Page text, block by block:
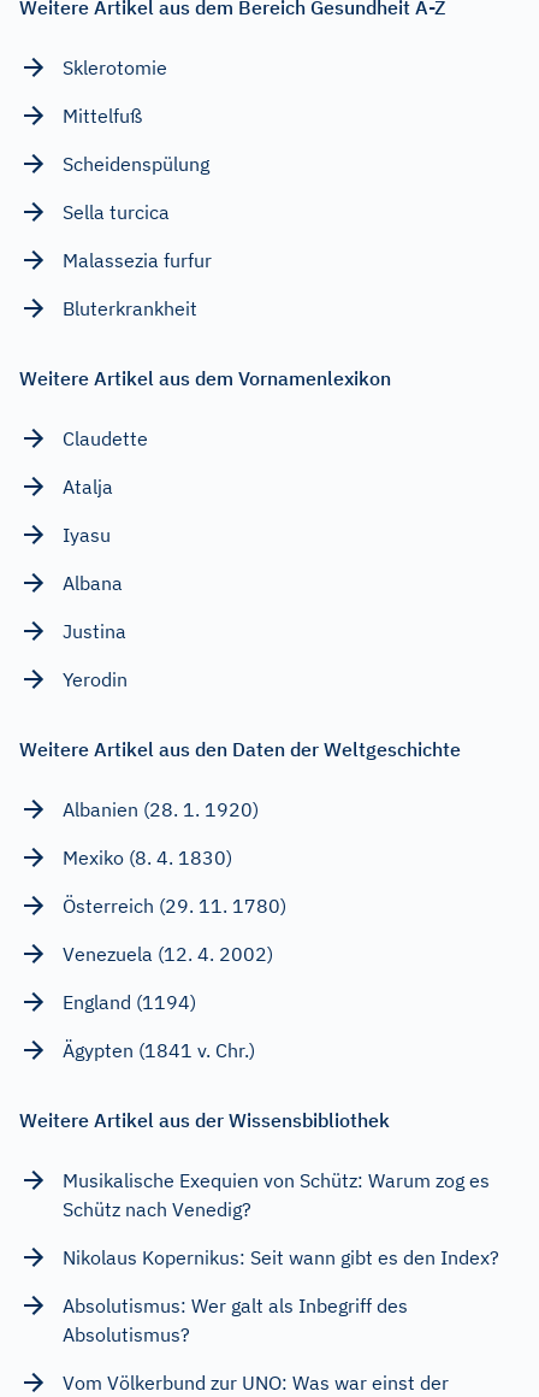
Weitere Artikel aus dem Bereich Gesundheit A-Z
Sklerotomie
Mittelfuß
Scheidenspülung
Sella turcica
Malassezia furfur
Bluterkrankheit
Weitere Artikel aus dem Vornamenlexikon
Claudette
Atalja
Iyasu
Albana
Justina
Yerodin
Weitere Artikel aus den Daten der Weltgeschichte
Albanien (28. 1. 1920)
Mexiko (8. 4. 1830)
Österreich (29. 11. 1780)
Venezuela (12. 4. 2002)
England (1194)
Ägypten (1841 v. Chr.)
Weitere Artikel aus der Wissensbibliothek
Musikalische Exequien von Schütz: Warum zog es
Schütz nach Venedig?
Nikolaus Kopernikus: Seit wann gibt es den Index?
Absolutismus: Wer galt als Inbegriff des
Absolutismus?
Vom Völkerbund zur UNO: Was war einst der